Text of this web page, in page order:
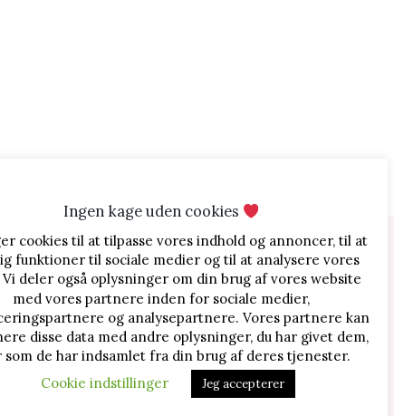
Jordbærtærte med
mascarponecreme
SØG I KATEGORIER
Alle Opskrifter
Blog
Brød & Boller
Cookies &
Småkager
Is
Jul
Kager
Ingen kage uden cookies
cookies til at tilpasse vores indhold og annoncer, til at
funktioner til sociale medier og til at analysere vores
deler også oplysninger om din brug af vores website
med vores partnere inden for sociale medier,
og analysepartnere. Vores partnere kan
disse data med andre oplysninger, du har givet dem,
som de har indsamlet fra din brug af deres tjenester.
Cookie indstillinger
Jeg accepterer